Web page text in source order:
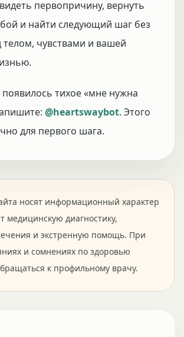
первопричину, вернуть
и найти следующий шаг без
телом, чувствами и вашей
появилось тихое «мне нужна
@heartswaybot. Этого
для первого шага.
носят информационный характер
медицинскую диагностику,
и экстренную помощь. При
и сомнениях по здоровью
к профильному врачу.